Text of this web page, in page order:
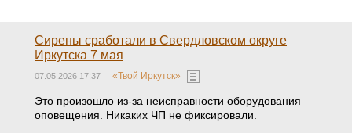
Сирены сработали в Свердловском округе
Иркутска 7 мая
07.05.2026 17:37 «Твой Иркутск»
Это произошло из-за неисправности оборудования
оповещения. Никаких ЧП не фиксировали.